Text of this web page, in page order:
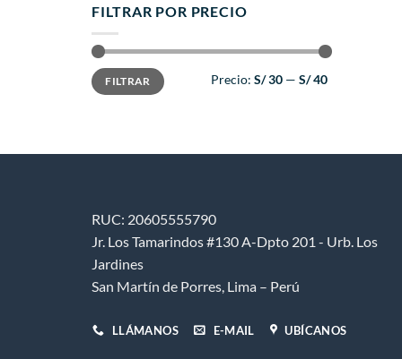
FILTRAR POR PRECIO
Precio
mínimo
Precio
máximo
FILTRAR Precio: S/ 30— S/ 40
RUC: 20605555790
Jr. Los Tamarindos #130 A-Dpto 201 - Urb. Los
Jardines
San Martín de Porres, Lima – Perú
LLÁMANOS E-MAIL UBÍCANOS